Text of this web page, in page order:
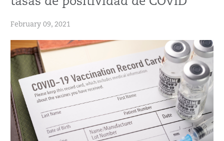
February 09, 2021